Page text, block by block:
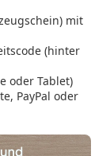
mit
(hinter
oder Tablet)
PayPal oder